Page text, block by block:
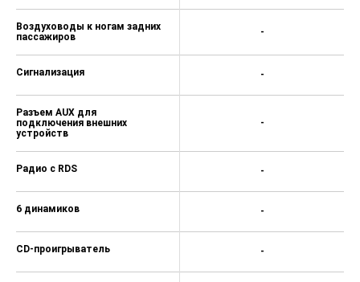
Воздуховоды к ногам задних
пассажиров
Сигнализация
Разъем AUX для
подключения внешних
устройств
Радио с RDS
6 динамиков
CD-проигрыватель
-
-
-
-
-
-